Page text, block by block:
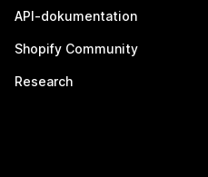
API-dokumentation
Shopify Community
Research